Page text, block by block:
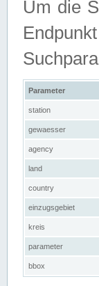
Um die
Parameter
station
gewaesser
agency
land
country
einzugsgebiet
kreis
parameter
bbox